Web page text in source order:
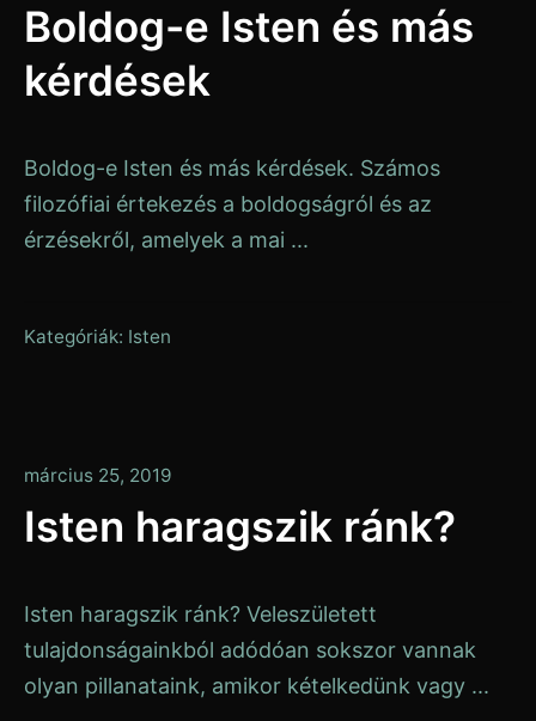
2020
Boldog-e Isten és más
kérdések
Boldog-e Isten és más kérdések. Számos
filozófiai értekezés a boldogságról és az
érzésekről, amelyek a mai ...
Kategóriák: Isten
március 25, 2019
2020
Isten haragszik ránk?
Isten haragszik ránk? Veleszületett
tulajdonságainkból adódóan sokszor vannak
olyan pillanataink, amikor kételkedünk vagy ...